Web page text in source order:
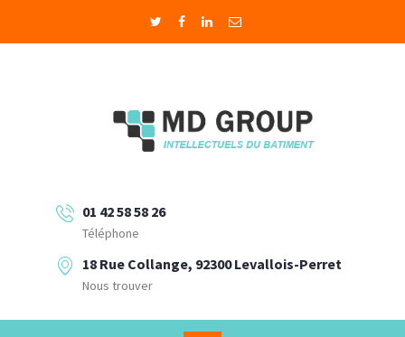
01 42 58 58 26
Téléphone
18 Rue Collange, 92300 Levallois-Perret
Nous trouver